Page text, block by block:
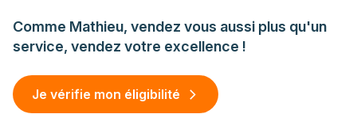
Comme Mathieu, vendez vous aussi plus qu'un
service, vendez votre excellence !
Je vérifie mon éligibilité